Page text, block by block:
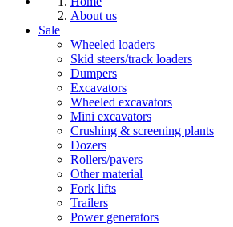
About us
Sale
Wheeled loaders
Skid steers/track loaders
Dumpers
Excavators
Wheeled excavators
Mini excavators
Crushing & screening plants
Dozers
Rollers/pavers
Other material
Fork lifts
Trailers
Power generators